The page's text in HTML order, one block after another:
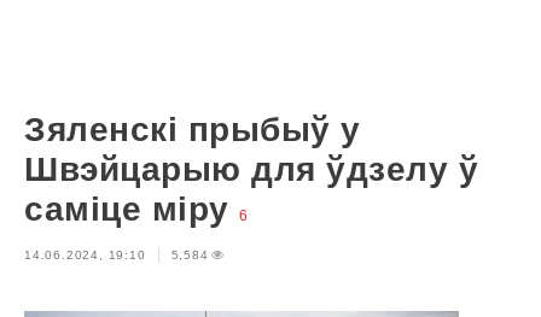
Зяленскі прыбыў у
Швэйцарыю для ўдзелу ў
саміце міру
6
14.06.2024, 19:10 5,584